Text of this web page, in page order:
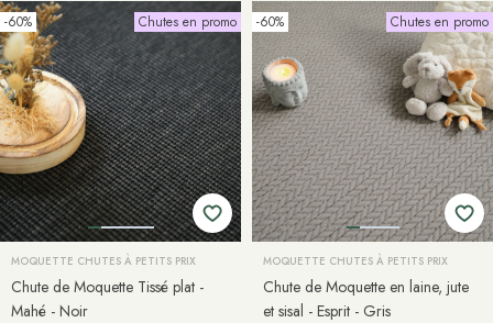
-60% Chutes en promo
MOQUETTE CHUTES À PETITS PRIX
Chute de Moquette Tissé plat -
Mahé - Noir
-60% Chutes en promo
MOQUETTE CHUTES À PETITS PRIX
Chute de Moquette en laine, jute
et sisal - Esprit - Gris